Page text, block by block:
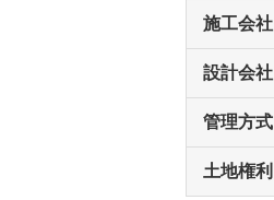
施工会社
設計会社
管理方式
土地権利